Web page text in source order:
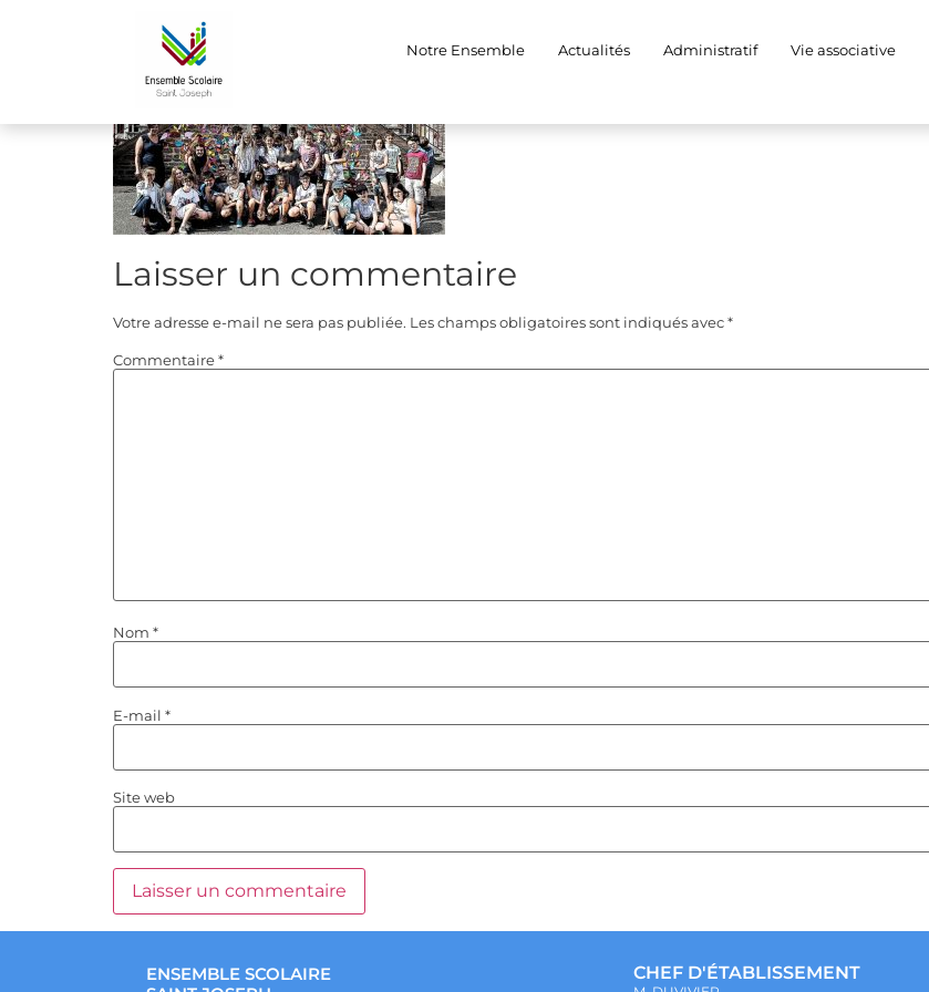
Notre Ensemble Actualités Administratif Vie associative
IMG_5677
Laisser un commentaire
Votre adresse e-mail ne sera pas publiée. Les champs obligatoires sont indiqués avec*
Commentaire*
Nom *
E-mail *
Site web
ENSEMBLE SCOLAIRE
CHEF D'ÉTABLISSEMENT